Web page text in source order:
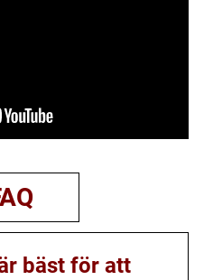
bäst för att